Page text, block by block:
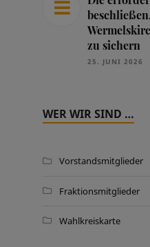
zu sichern
25. JUNI 2026
WER WIR SIND …
Vorstandsmitglieder
Fraktionsmitglieder
Wahlkreiskarte